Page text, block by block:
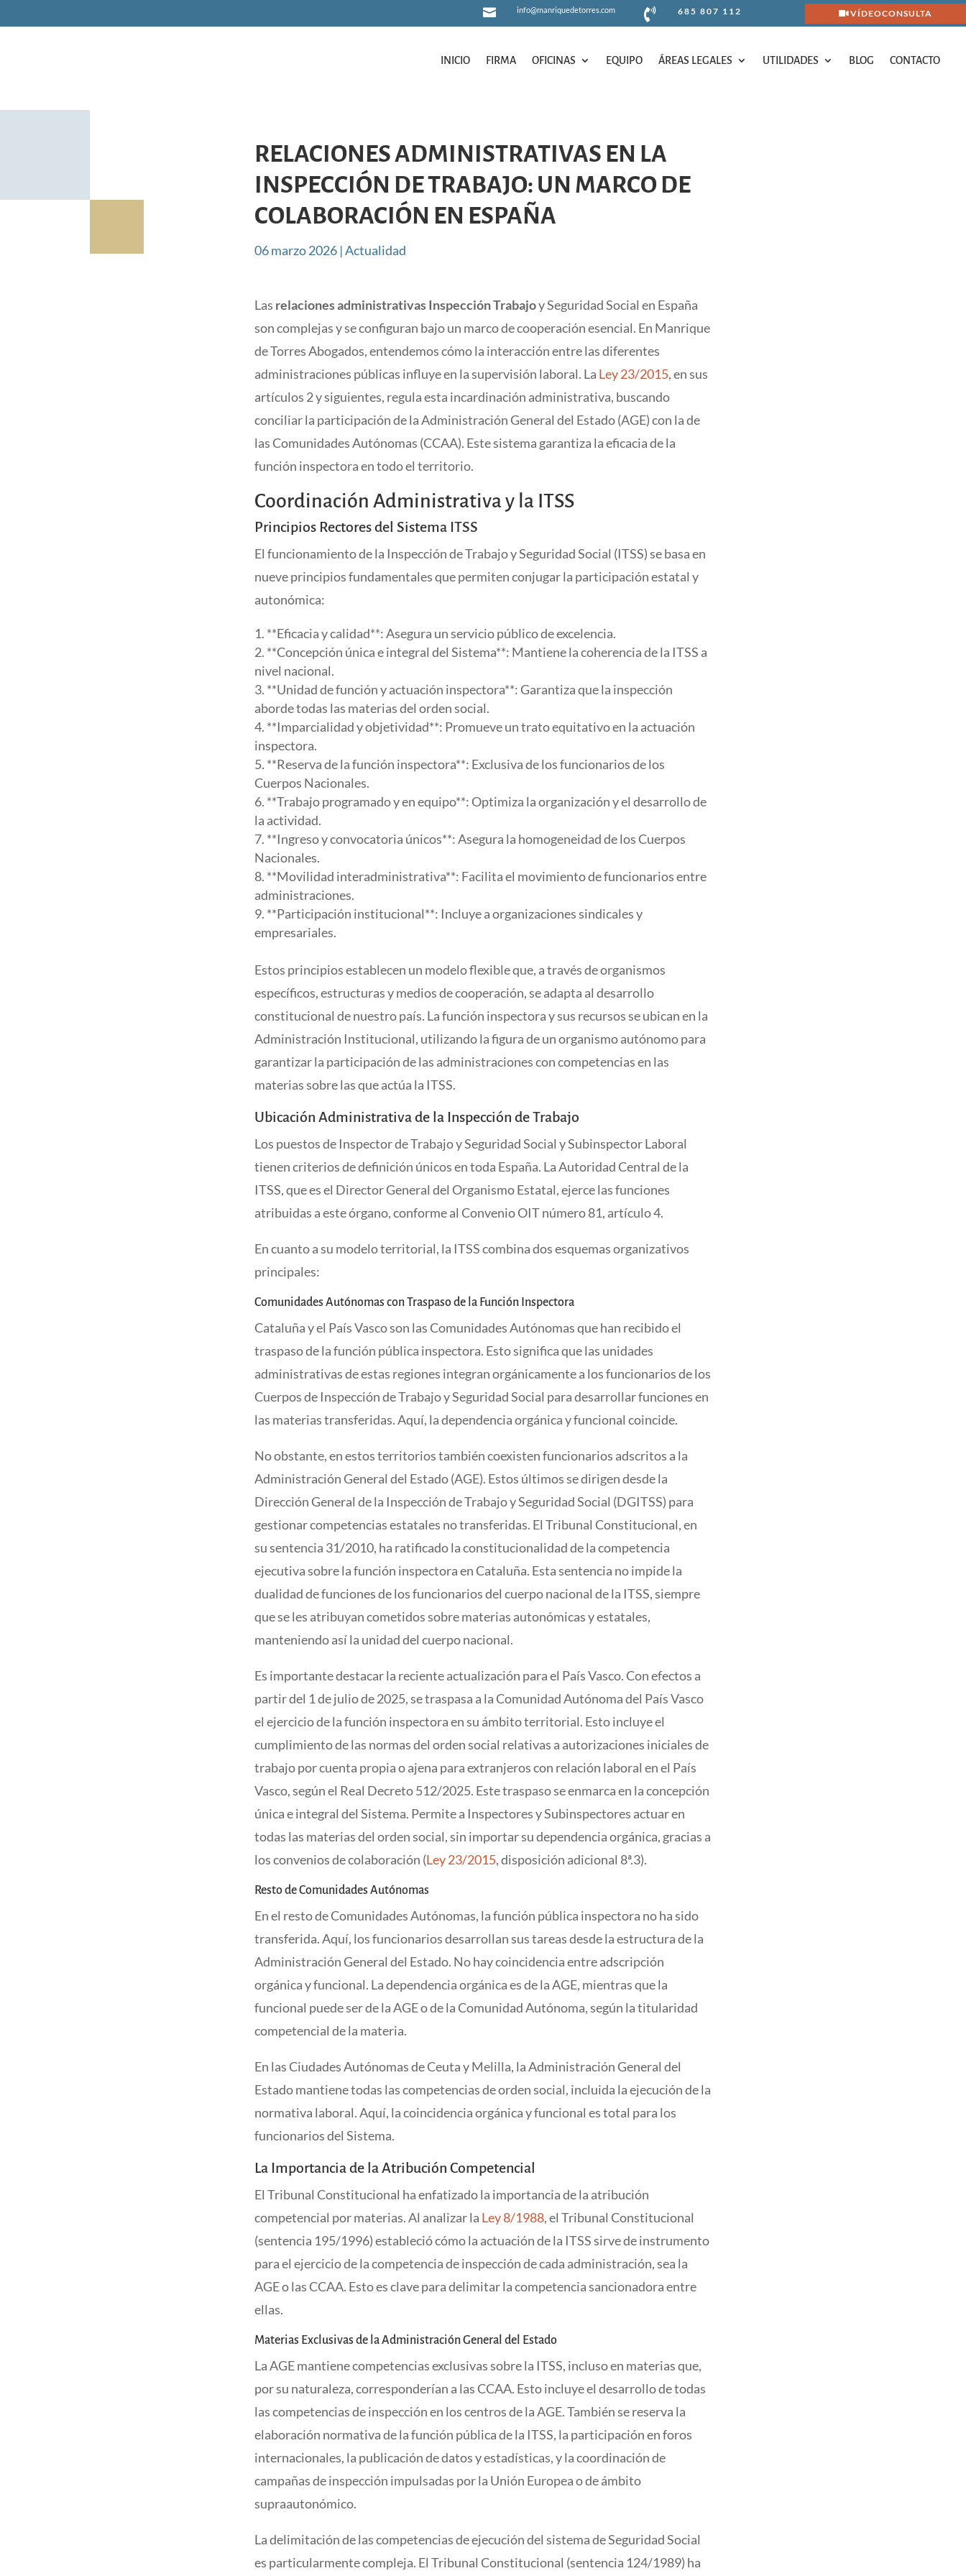
 info@manriquedetorres.com  685 807 112 VÍDEOCONSULTA
INICIO FIRMA OFICINAS EQUIPO ÁREAS LEGALES UTILIDADES BLOG CONTACTO
EQUIPO
RELACIONES ADMINISTRATIVAS EN LA
INSPECCIÓN DE TRABAJO: UN MARCO DE
COLABORACIÓN EN ESPAÑA
06 marzo 2026 |Actualidad
Las relaciones administrativas Inspección Trabajoy Seguridad Social en España
son complejas y se configuran bajo un marco de cooperación esencial. En Manrique
de Torres Abogados, entendemos cómo la interacción entre las diferentes
administraciones públicas influye en la supervisión laboral. La Ley 23/2015, en sus
artículos 2 y siguientes, regula esta incardinación administrativa, buscando
conciliar la participación de la Administración General del Estado (AGE) con la de
las Comunidades Autónomas (CCAA). Este sistema garantiza la eficacia de la
función inspectora en todo el territorio.
Coordinación Administrativa y la ITSS
Principios Rectores del Sistema ITSS
El funcionamiento de la Inspección de Trabajo y Seguridad Social (ITSS) se basa en
nueve principios fundamentales que permiten conjugar la participación estatal y
autonómica:
**Eficacia y calidad**: Asegura un servicio público de excelencia.
**Concepción única e integral del Sistema**: Mantiene la coherencia de la ITSS a
nivel nacional.
**Unidad de función y actuación inspectora**: Garantiza que la inspección
aborde todas las materias del orden social.
**Imparcialidad y objetividad**: Promueve un trato equitativo en la actuación
inspectora.
**Reserva de la función inspectora**: Exclusiva de los funcionarios de los
Cuerpos Nacionales.
**Trabajo programado y en equipo**: Optimiza la organización y el desarrollo de
la actividad.
**Ingreso y convocatoria únicos**: Asegura la homogeneidad de los Cuerpos
Nacionales.
**Movilidad interadministrativa**: Facilita el movimiento de funcionarios entre
administraciones.
**Participación institucional**: Incluye a organizaciones sindicales y
empresariales.
Estos principios establecen un modelo flexible que, a través de organismos
específicos, estructuras y medios de cooperación, se adapta al desarrollo
constitucional de nuestro país. La función inspectora y sus recursos se ubican en la
Administración Institucional, utilizando la figura de un organismo autónomo para
garantizar la participación de las administraciones con competencias en las
materias sobre las que actúa la ITSS.
Ubicación Administrativa de la Inspección de Trabajo
Los puestos de Inspector de Trabajo y Seguridad Social y Subinspector Laboral
tienen criterios de definición únicos en toda España. La Autoridad Central de la
ITSS, que es el Director General del Organismo Estatal, ejerce las funciones
atribuidas a este órgano, conforme al Convenio OIT número 81, artículo 4.
En cuanto a su modelo territorial, la ITSS combina dos esquemas organizativos
principales:
Comunidades Autónomas con Traspaso de la Función Inspectora
Cataluña y el País Vasco son las Comunidades Autónomas que han recibido el
traspaso de la función pública inspectora. Esto significa que las unidades
administrativas de estas regiones integran orgánicamente a los funcionarios de los
Cuerpos de Inspección de Trabajo y Seguridad Social para desarrollar funciones en
las materias transferidas. Aquí, la dependencia orgánica y funcional coincide.
No obstante, en estos territorios también coexisten funcionarios adscritos a la
Administración General del Estado (AGE). Estos últimos se dirigen desde la
Dirección General de la Inspección de Trabajo y Seguridad Social (DGITSS) para
gestionar competencias estatales no transferidas. El Tribunal Constitucional, en
su sentencia 31/2010, ha ratificado la constitucionalidad de la competencia
ejecutiva sobre la función inspectora en Cataluña. Esta sentencia no impide la
dualidad de funciones de los funcionarios del cuerpo nacional de la ITSS, siempre
que se les atribuyan cometidos sobre materias autonómicas y estatales,
manteniendo así la unidad del cuerpo nacional.
Es importante destacar la reciente actualización para el País Vasco. Con efectos a
partir del 1 de julio de 2025, se traspasa a la Comunidad Autónoma del País Vasco
el ejercicio de la función inspectora en su ámbito territorial. Esto incluye el
cumplimiento de las normas del orden social relativas a autorizaciones iniciales de
trabajo por cuenta propia o ajena para extranjeros con relación laboral en el País
Vasco, según el Real Decreto 512/2025. Este traspaso se enmarca en la concepción
única e integral del Sistema. Permite a Inspectores y Subinspectores actuar en
todas las materias del orden social, sin importar su dependencia orgánica, gracias a
los convenios de colaboración (Ley 23/2015, disposición adicional 8ª.3).
Resto de Comunidades Autónomas
En el resto de Comunidades Autónomas, la función pública inspectora no ha sido
transferida. Aquí, los funcionarios desarrollan sus tareas desde la estructura de la
Administración General del Estado. No hay coincidencia entre adscripción
orgánica y funcional. La dependencia orgánica es de la AGE, mientras que la
funcional puede ser de la AGE o de la Comunidad Autónoma, según la titularidad
competencial de la materia.
En las Ciudades Autónomas de Ceuta y Melilla, la Administración General del
Estado mantiene todas las competencias de orden social, incluida la ejecución de la
normativa laboral. Aquí, la coincidencia orgánica y funcional es total para los
funcionarios del Sistema.
La Importancia de la Atribución Competencial
El Tribunal Constitucional ha enfatizado la importancia de la atribución
competencial por materias. Al analizar la Ley 8/1988, el Tribunal Constitucional
(sentencia 195/1996) estableció cómo la actuación de la ITSS sirve de instrumento
para el ejercicio de la competencia de inspección de cada administración, sea la
AGE o las CCAA. Esto es clave para delimitar la competencia sancionadora entre
ellas.
Materias Exclusivas de la Administración General del Estado
La AGE mantiene competencias exclusivas sobre la ITSS, incluso en materias que,
por su naturaleza, corresponderían a las CCAA. Esto incluye el desarrollo de todas
las competencias de inspección en los centros de la AGE. También se reserva la
elaboración normativa de la función pública de la ITSS, la participación en foros
internacionales, la publicación de datos y estadísticas, y la coordinación de
campañas de inspección impulsadas por la Unión Europea o de ámbito
supraautonómico.
La delimitación de las competencias de ejecución del sistema de Seguridad Social
es particularmente compleja. El Tribunal Constitucional (sentencia 124/1989) ha